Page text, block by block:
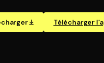
Télécharger